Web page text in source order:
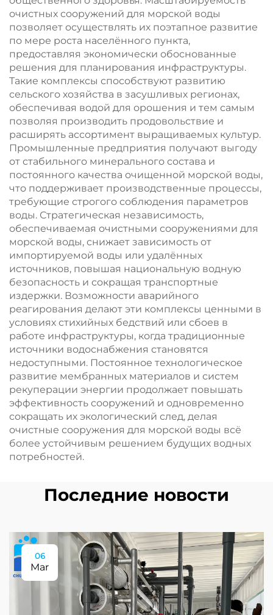
очистных сооружений для морской воды
позволяет осуществлять их поэтапное развитие
по мере роста населённого пункта,
предоставляя экономически обоснованные
решения для планирования инфраструктуры.
Такие комплексы способствуют развитию
сельского хозяйства в засушливых регионах,
обеспечивая водой для орошения и тем самым
позволяя производить продовольствие и
расширять ассортимент выращиваемых культур.
Промышленные предприятия получают выгоду
от стабильного минерального состава и
постоянного качества очищенной морской воды,
что поддерживает производственные процессы,
требующие строгого соблюдения параметров
воды. Стратегическая независимость,
обеспечиваемая очистными сооружениями для
морской воды, снижает зависимость от
импортируемой воды или удалённых
источников, повышая национальную водную
безопасность и сокращая транспортные
издержки. Возможности аварийного
реагирования делают эти комплексы ценными в
условиях стихийных бедствий или сбоев в
работе инфраструктуры, когда традиционные
источники водоснабжения становятся
недоступными. Постоянное технологическое
развитие мембранных материалов и систем
рекуперации энергии продолжает повышать
эффективность сооружений и одновременно
сокращать их экологический след, делая
очистные сооружения для морской воды всё
более устойчивым решением будущих водных
потребностей.
Последние новости
06
Mar